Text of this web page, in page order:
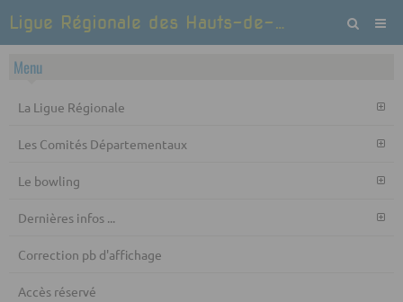
Ligue Régionale des Hauts-de-France de Bowling et Sports de quilles
Menu
La Ligue Régionale
Les Comités Départementaux
Le bowling
Dernières infos ...
Correction pb d'affichage
Accès réservé